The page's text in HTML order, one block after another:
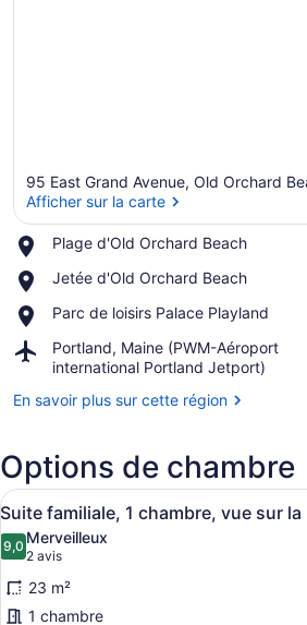
95 East Grand Avenue, Old Orchard
Afficher sur la carte
Plage d'Old Orchard Beach
Place,
d'Old
Beach
Jetée d'Old Orchard Beach
Place,
d'Old
Beach
Parc de loisirs Palace Playland
Place,
de
loisirs
Palace
Playland
Portland, Maine (PWM-Aéroport
international Portland Jetport)
Airport,
Portland,
(PWM-
Portland
Jetport)
En savoir plus sur cette région
Options de chambre
Afficher
toutes
les
photos
pour
Une
15
Suite familiale, 1 chambre, vue sur
9,09,0 sur 10
Merveilleux
2 avis
(2 avis)
23 m²
1 chambre